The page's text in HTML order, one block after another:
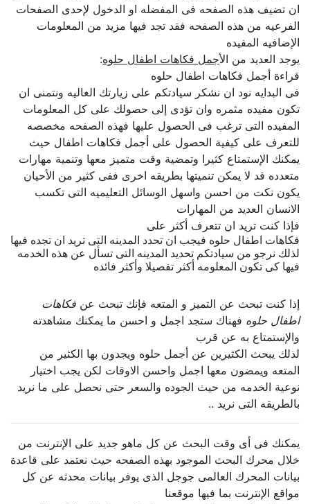
ان تضيف هذه الصفحه فى المفضله او الدخول لإحدى الصفحات
الفرعيه من هذه الصفحه فقد تجد فيها مزيد من المعلومات
الإضافيه المفيده
يوجد العديد من ال أجمل فكاهات اطفال حلوه:
قراءة أجمل فكاهات اطفال حلوه
فى البدايه نود ان نشكر سيادتكم على زيارتك الغاليه ونتمنى ان
تكون مفيده مثمره وان تؤدى إلى حصولك على كل المعلومات
المفيده التى ترغب فى الحصول عليها فهذه الصفحه مخصصه
للتعرف على كيفية الحصول على أجمل فكاهات اطفال حيث
يمكنك الإستمتاع كثيرا وتمضية وقت متميز معها وتنمية مهارات
متعدده قد لا يمكن تنميتها بطريقه اخرى ففى كثير من الأحيان
يكون نكت من احسن واسهل الوسائل التعليميه التى تكسب
الانسان العديد من المهارات
فإذا كنت تريد ان تتعرف أكثر على
فكاهات اطفال حلوه فيجب ان تحدد المدينه التى تريد ان تجده فيها
لذلك نرجو من سيادتكم تحديد المدينه التى تسأل عن هذه الخدمه
فيها كى تكون المعلومه أكثر تفصيلا وأكثر فائده
إذا كنت تبحث عن التميز و المتعه فإنك تبحث عنفكاهات
اطفال حلوهفهناك ستجد اجمل و احسن ما يمكنك مشاهدته
والإستمتاع به عن قرب
لذلك يبحث الكثيرين عن أجمل حلوه ويجدون بها الكثير من
المتعه ويمضون معها اجمل واحسن الاوقات لكن يجب اختيار
نوعية الخدمه من حيث الجوده والسعر حتى نحصل على ما نريد
بالطريقه التى نريد ..
يمكنك فى أى وقت البحث عن كل ماهو جديد على الإنترنت من
خلال محرك البحث الموجود بهذه الصفحه حيث نعتمد على قاعدة
بيانات المحرك العالمى جوجل الذى يوفر بيانات محدثه عن كل
مواقع الإنترنت بما فيها موقعنا